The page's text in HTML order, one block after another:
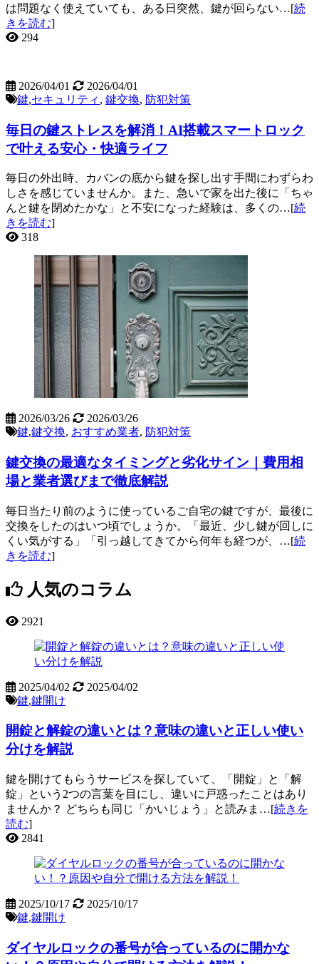
は問題なく使えていても、ある日突然、鍵が回らない…[続
きを読む]
294
2026/04/01
2026/04/01
鍵,セキュリティ , 鍵交換, 防犯対策
毎日の鍵ストレスを解消！AI搭載スマートロック
で叶える安心・快適ライフ
毎日の外出時、カバンの底から鍵を探し出す手間にわずらわ
しさを感じていませんか。また、急いで家を出た後に「ちゃ
んと鍵を閉めたかな」と不安になった経験は、多くの…[続
きを読む]
318
2026/03/26
2026/03/26
鍵,鍵交換, おすすめ業者, 防犯対策
鍵交換の最適なタイミングと劣化サイン｜費用相
場と業者選びまで徹底解説
毎日当たり前のように使っているご自宅の鍵ですが、最後に
交換をしたのはいつ頃でしょうか。「最近、少し鍵が回しに
くい気がする」「引っ越してきてから何年も経つが、…[続
きを読む]
人気のコラム
2921
2025/04/02
2025/04/02
鍵,鍵開け
開錠と解錠の違いとは？意味の違いと正しい使い
分けを解説
鍵を開けてもらうサービスを探していて、「開錠」と「解
錠」という2つの言葉を目にし、違いに戸惑ったことはあり
ませんか？ どちらも同じ「かいじょう」と読みま…[続きを
読む]
2841
2025/10/17
2025/10/17
鍵,鍵開け
ダイヤルロックの番号が合っているのに開かな